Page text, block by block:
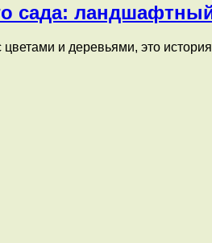
сада:
и деревьями, это